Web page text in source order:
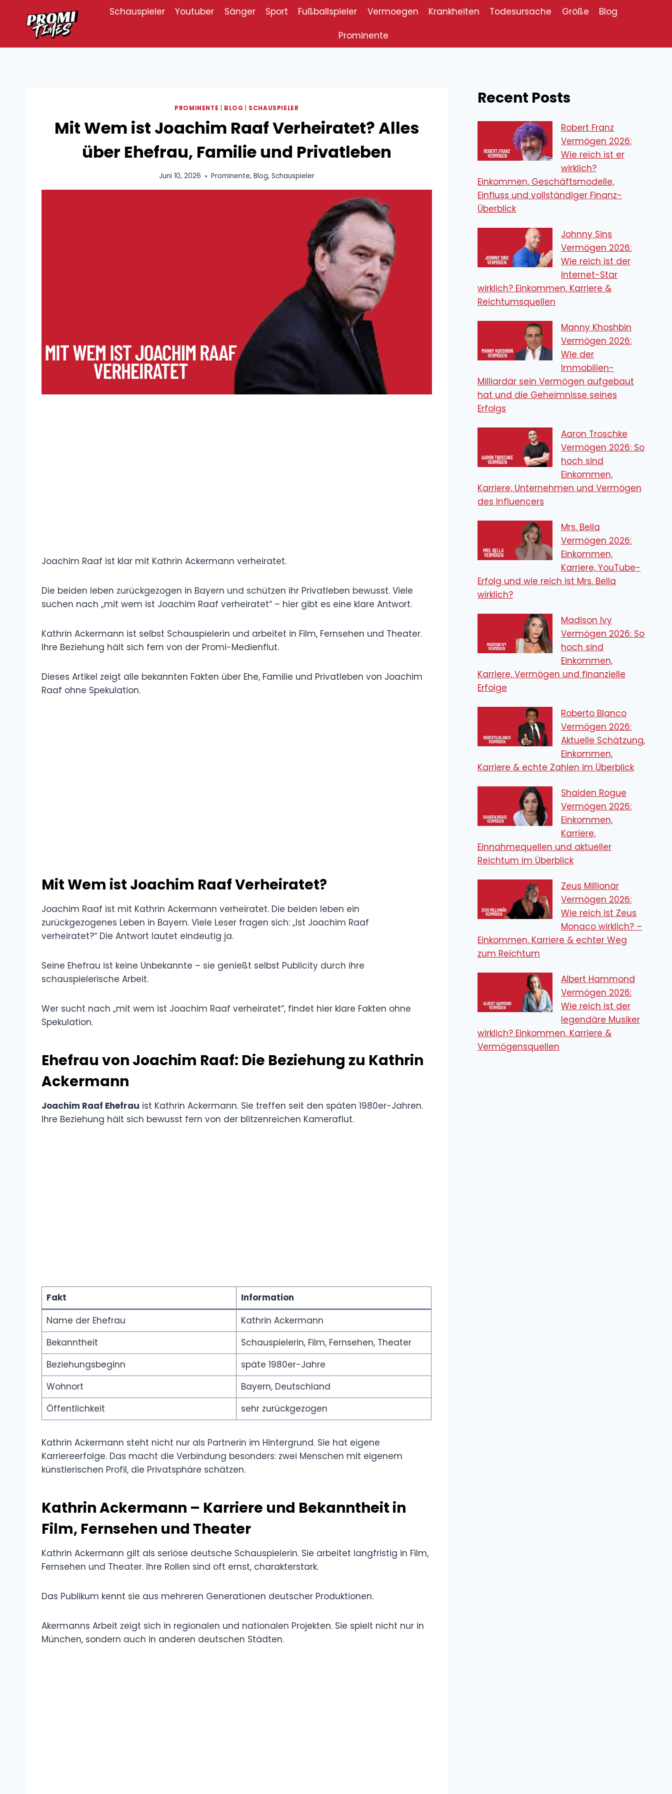
springen
Schauspieler Youtuber Sänger Sport Fußballspieler Vermoegen Krankheiten Todesursache Größe
Blog
Prominente
PROMINENTE BLOG SCHAUSPIELER
Mit Wem ist Joachim Raaf Verheiratet? Alles
über Ehefrau, Familie und Privatleben
Juni 10, 2026 Prominente, Blog, Schauspieler
Joachim Raaf ist klar mit Kathrin Ackermann verheiratet.
Die beiden leben zurückgezogen in Bayern und schützen ihr Privatleben bewusst. Viele
suchen nach „mit wem ist Joachim Raaf verheiratet“ – hier gibt es eine klare Antwort.
Kathrin Ackermann ist selbst Schauspielerin und arbeitet in Film, Fernsehen und Theater.
Ihre Beziehung hält sich fern von der Promi-Medienflut.
Dieses Artikel zeigt alle bekannten Fakten über Ehe, Familie und Privatleben von Joachim
Raaf ohne Spekulation.
Mit Wem ist Joachim Raaf Verheiratet?
Joachim Raaf ist mit Kathrin Ackermann verheiratet. Die beiden leben ein
zurückgezogenes Leben in Bayern. Viele Leser fragen sich: „Ist Joachim Raaf
verheiratet?“ Die Antwort lautet eindeutig ja.
Seine Ehefrau ist keine Unbekannte – sie genießt selbst Publicity durch ihre
schauspielerische Arbeit.
Wer sucht nach „mit wem ist Joachim Raaf verheiratet“, findet hier klare Fakten ohne
Spekulation.
Ehefrau von Joachim Raaf: Die Beziehung zu Kathrin
Ackermann
Joachim Raaf Ehefrau ist Kathrin Ackermann. Sie treffen seit den späten 1980er-Jahren.
Ihre Beziehung hält sich bewusst fern von der blitzenreichen Kameraflut.
Fakt
Information
Name der Ehefrau
Kathrin Ackermann
Bekanntheit
Schauspielerin, Film, Fernsehen, Theater
Beziehungsbeginn
späte 1980er-Jahre
Wohnort
Bayern, Deutschland
Öffentlichkeit
sehr zurückgezogen
Kathrin Ackermann steht nicht nur als Partnerin im Hintergrund. Sie hat eigene
Karriereerfolge. Das macht die Verbindung besonders: zwei Menschen mit eigenem
künstlerischen Profil, die Privatsphäre schätzen.
Kathrin Ackermann – Karriere und Bekanntheit in
Film, Fernsehen und Theater
Kathrin Ackermann gilt als seriöse deutsche Schauspielerin. Sie arbeitet langfristig in Film,
Fernsehen und Theater. Ihre Rollen sind oft ernst, charakterstark.
Das Publikum kennt sie aus mehreren Generationen deutscher Produktionen.
Akermanns Arbeit zeigt sich in regionalen und nationalen Projekten. Sie spielt nicht nur in
München, sondern auch in anderen deutschen Städten.
Recent Posts
Robert Franz
Vermögen 2026:
Wie reich ist er
wirklich?
Einkommen, Geschäftsmodelle,
Einfluss und vollständiger Finanz-
Überblick
Johnny Sins
Vermögen 2026:
Wie reich ist der
Internet-Star
wirklich? Einkommen, Karriere &
Reichtumsquellen
Manny Khoshbin
Vermögen 2026:
Wie der
Immobilien-
Milliardär sein Vermögen aufgebaut
hat und die Geheimnisse seines
Erfolgs
Aaron Troschke
Vermögen 2026: So
hoch sind
Einkommen,
Karriere, Unternehmen und Vermögen
des Influencers
Mrs. Bella
Vermögen 2026:
Einkommen,
Karriere, YouTube-
Erfolg und wie reich ist Mrs. Bella
wirklich?
Madison Ivy
Vermögen 2026: So
hoch sind
Einkommen,
Karriere, Vermögen und finanzielle
Erfolge
Roberto Blanco
Vermögen 2026:
Aktuelle Schätzung,
Einkommen,
Karriere & echte Zahlen im Überblick
Shaiden Rogue
Vermögen 2026:
Einkommen,
Karriere,
Einnahmequellen und aktueller
Reichtum im Überblick
Zeus Millionär
Vermögen 2026:
Wie reich ist Zeus
Monaco wirklich? –
Einkommen, Karriere & echter Weg
zum Reichtum
Albert Hammond
Vermögen 2026:
Wie reich ist der
legendäre Musiker
wirklich? Einkommen, Karriere &
Vermögensquellen